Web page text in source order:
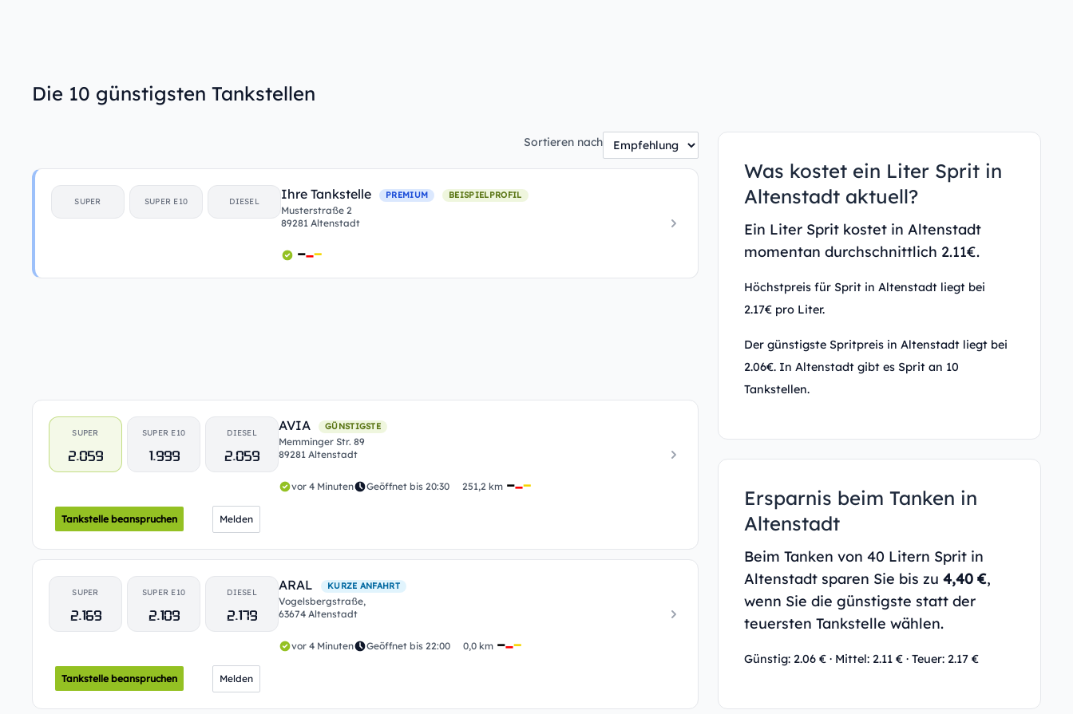
Die 10 günstigsten Tankstellen
Sortieren nach
SUPER SUPER E10 DIESEL Ihre Tankstelle PREMIUM BEISPIELPROFIL
Musterstraße 2
89281 Altenstadt
SUPER
2.059
SUPER E10
1.999
DIESEL
2.059
AVIA GÜNSTIGSTE
Memminger Str. 89
89281 Altenstadt
vor 4 Minuten Geöffnet bis 20:30 251,2 km
Tankstelle beanspruchen Melden
SUPER
2.169
SUPER E10
2.109
DIESEL
2.179
ARAL KURZE ANFAHRT
Vogelsbergstraße,
63674 Altenstadt
vor 4 Minuten Geöffnet bis 22:00 0,0 km
Tankstelle beanspruchen Melden
Was kostet ein Liter Sprit in
Altenstadt aktuell?
Ein Liter Sprit kostet in Altenstadt
momentan durchschnittlich 2.11€.
Höchstpreis für Sprit in Altenstadt liegt bei
2.17€ pro Liter.
Der günstigste Spritpreis in Altenstadt liegt bei
2.06€. In Altenstadt gibt es Sprit an 10
Tankstellen.
Ersparnis beim Tanken in
Altenstadt
Beim Tanken von 40 Litern Sprit in
Altenstadt sparen Sie bis zu 4,40 €,
wenn Sie die günstigste statt der
teuersten Tankstelle wählen.
Günstig: 2.06 € · Mittel: 2.11 € · Teuer: 2.17 €